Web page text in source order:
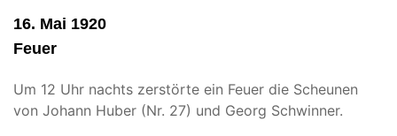
16. Mai 1920
Feuer
Um 12 Uhr nachts zerstörte ein Feuer die Scheunen
von Johann Huber (Nr. 27) und Georg Schwinner.